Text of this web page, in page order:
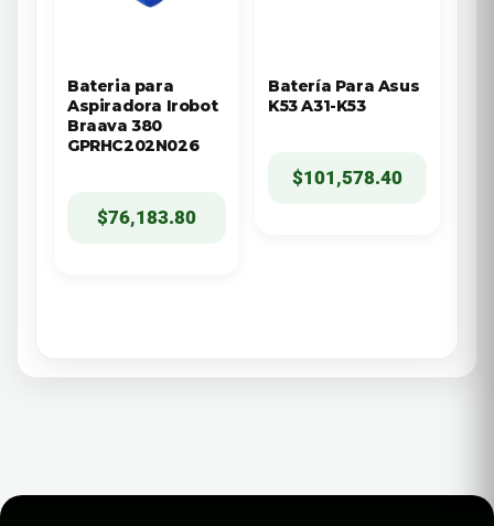
Bateria para
Aspiradora Irobot
Braava 380
GPRHC202N026
$76,183.80
Batería Para Asus
K53 A31-K53
$101,578.40